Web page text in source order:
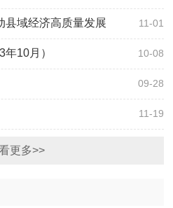
11-01
县域经济高质量发展
10-08
10月）
09-28
11-19
更多>>